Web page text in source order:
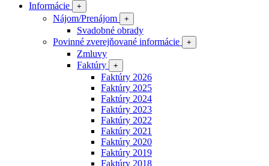
Informácie
+
Nájom/Prenájom +
Svadobné obrady
Povinné zverejňované informácie
+
Zmluvy
Faktúry
+
Faktúry 2026
Faktúry 2025
Faktúry 2024
Faktúry 2023
Faktúry 2022
Faktúry 2021
Faktúry 2020
Faktúry 2019
Faktúry 2018